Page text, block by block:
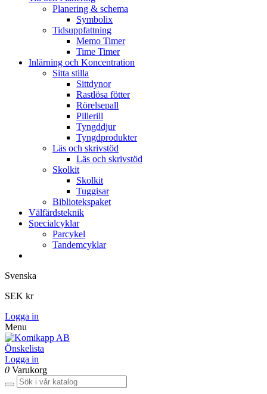
Planering & schema
Symbolix
Tidsuppfattning
Memo Timer
Time Timer
Inlärning och Koncentration
Sitta stilla
Sittdynor
Rastlösa fötter
Rörelsepall
Pillerill
Tyngddjur
Tyngdprodukter
Läs och skrivstöd
Läs och skrivstöd
Skolkit
Skolkit
Tuggisar
Bibliotekspaket
Välfärdsteknik
Specialcyklar
Parcykel
Tandemcyklar
Svenska
SEK kr
Logga in
Menu
Önskelista
Logga in
0 Varukorg